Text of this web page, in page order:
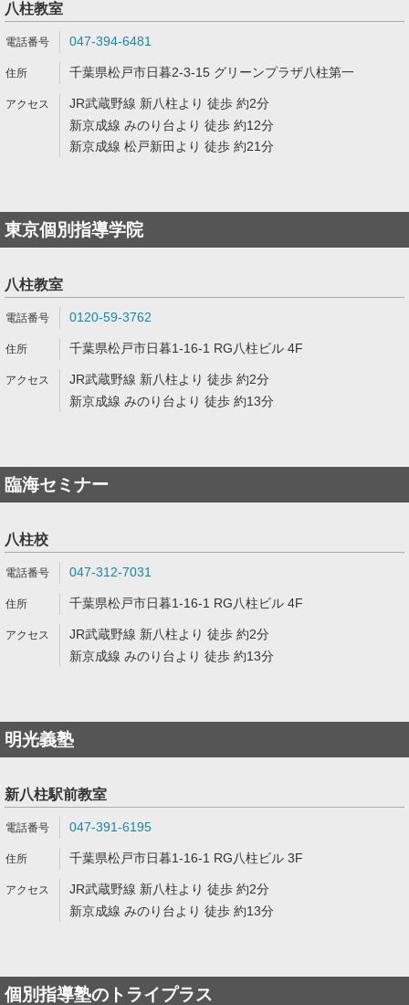
八柱教室
047-394-6481
千葉県松戸市日暮2-3-15 グリーンプラザ八柱第一
JR武蔵野線 新八柱より 徒歩 約2分
新京成線 みのり台より 徒歩 約12分
新京成線 松戸新田より 徒歩 約21分
東京個別指導学院
八柱教室
0120-59-3762
千葉県松戸市日暮1-16-1 RG八柱ビル 4F
JR武蔵野線 新八柱より 徒歩 約2分
新京成線 みのり台より 徒歩 約13分
臨海セミナー
八柱校
047-312-7031
千葉県松戸市日暮1-16-1 RG八柱ビル 4F
JR武蔵野線 新八柱より 徒歩 約2分
新京成線 みのり台より 徒歩 約13分
明光義塾
新八柱駅前教室
047-391-6195
千葉県松戸市日暮1-16-1 RG八柱ビル 3F
JR武蔵野線 新八柱より 徒歩 約2分
新京成線 みのり台より 徒歩 約13分
個別指導塾のトライプラス